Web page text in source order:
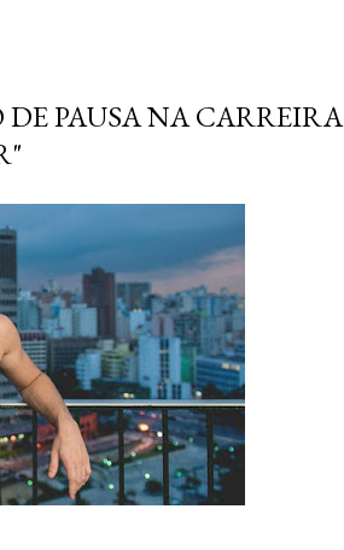
PAUSA NA CARREIRA